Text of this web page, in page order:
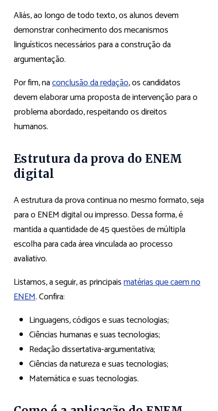
Aliás, ao longo de todo texto, os alunos devem
demonstrar conhecimento dos mecanismos
linguísticos necessários para a construção da
argumentação.
Por fim, naconclusão da redação, os candidatos
devem elaborar uma proposta de intervenção para o
problema abordado, respeitando os direitos
humanos.
Estrutura da prova do ENEM
digital
A estrutura da prova continua no mesmo formato, seja
para o ENEM digital ou impresso. Dessa forma, é
mantida a quantidade de 45 questões de múltipla
escolha para cada área vinculada ao processo
avaliativo.
Listamos, a seguir, as principaismatérias que caem no
ENEM. Confira:
Linguagens, códigos e suas tecnologias;
Ciências humanas e suas tecnologias;
Redação dissertativa-argumentativa;
Ciências da natureza e suas tecnologias;
Matemática e suas tecnologias.